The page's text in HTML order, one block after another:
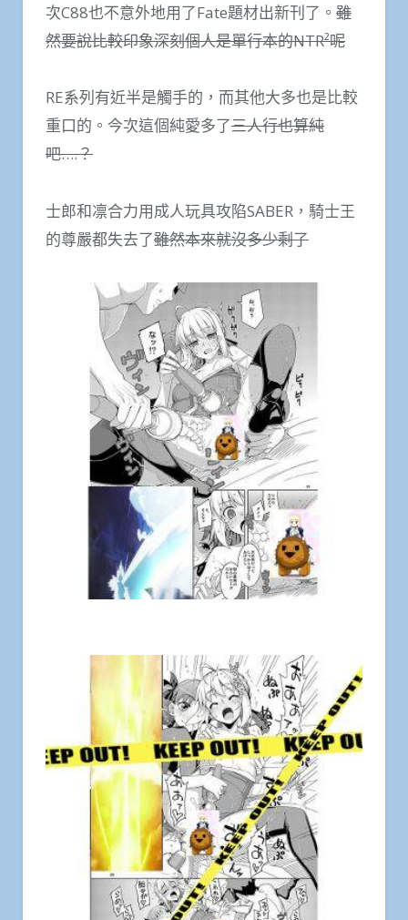
次C88也不意外地用了Fate題材出新刊了。 雖
然要說比較印象深刻個人是單行本的NTR²呢
RE系列有近半是觸手的，而其他大多也是比較
重口的。今次這個純愛多了三人行也算純
吧….？
士郎和凛合力用成人玩具攻陷SABER，騎士王
的尊嚴都失去了雖然本來就沒多少剩了